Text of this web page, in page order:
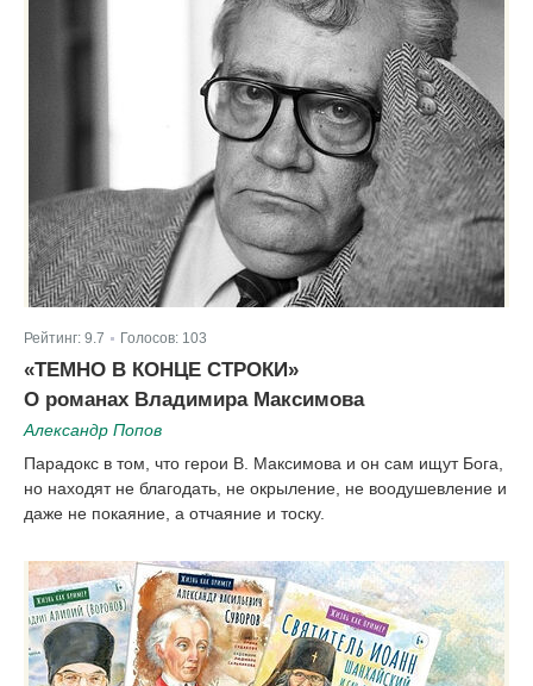
Рейтинг: 9.7 Голосов: 103
«ТЕМНО В КОНЦЕ СТРОКИ»
О романах Владимира Максимова
Александр Попов
Парадокс в том, что герои В. Максимова и он сам ищут Бога,
но находят не благодать, не окрыление, не воодушевление и
даже не покаяние, а отчаяние и тоску.